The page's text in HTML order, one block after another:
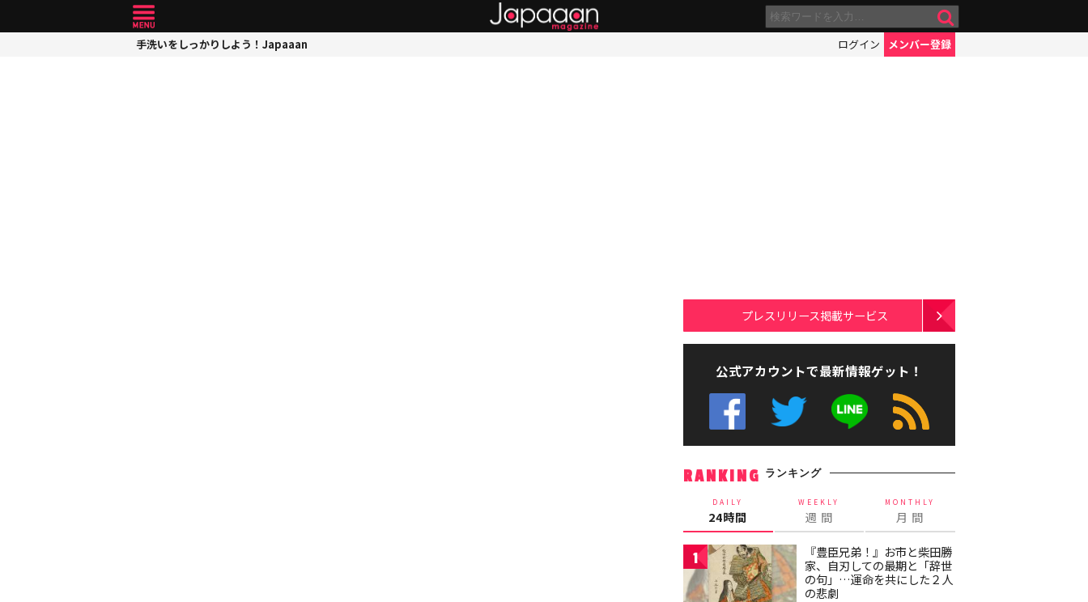
手洗いをしっかりしよう！Japaaan ログイン メンバー登録
プレスリリース掲載サービス
公式アカウントで最新情報ゲット！
RANKING ランキング
DAILY
24時間
WEEKLY
週 間
MONTHLY
月 間
1
『豊臣兄弟！』お市と柴田勝
家、自刃しての最期と「辞世
の句」…運命を共にした２人
の悲劇